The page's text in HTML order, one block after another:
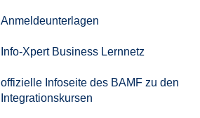
Anmeldeunterlagen
Info-Xpert Business Lernnetz
offizielle Infoseite des BAMF zu den
Integrationskursen